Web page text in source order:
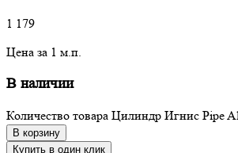
1 179
Цена за 1 м.п.
В наличии
Количество товара Цилиндр Игнис Pipe
В корзину
Купить в один клик